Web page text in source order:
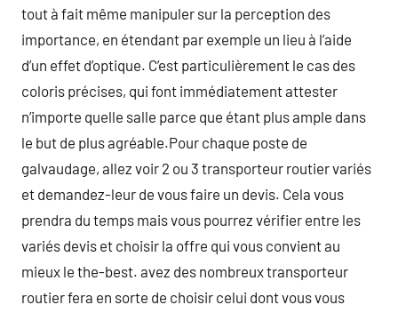
tout à fait même manipuler sur la perception des
importance, en étendant par exemple un lieu à l’aide
d’un effet d’optique. C’est particulièrement le cas des
coloris précises, qui font immédiatement attester
n’importe quelle salle parce que étant plus ample dans
le but de plus agréable.Pour chaque poste de
galvaudage, allez voir 2 ou 3 transporteur routier variés
et demandez-leur de vous faire un devis. Cela vous
prendra du temps mais vous pourrez vérifier entre les
variés devis et choisir la offre qui vous convient au
mieux le the-best. avez des nombreux transporteur
routier fera en sorte de choisir celui dont vous vous